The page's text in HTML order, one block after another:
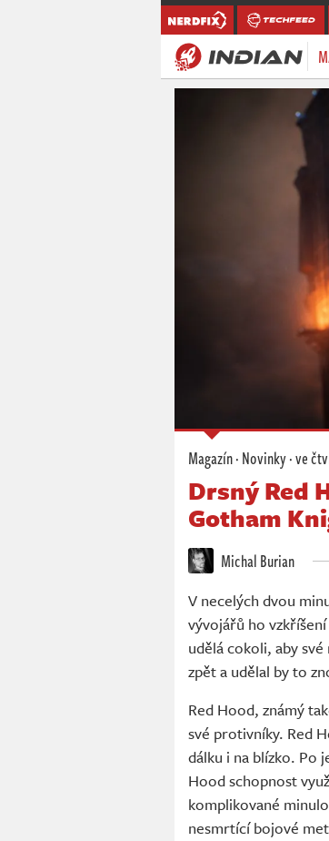
Magazín·Novinky·ve
Drsný Red
Gotham
Michal Burian
V necelých dvou
vývojářů ho
udělá cokoli, aby
zpět a udělal by to
Red Hood, známý
své protivníky. Red
dálku i na blízko. Po
Hood schopnost
komplikované
nesmrtící bojové